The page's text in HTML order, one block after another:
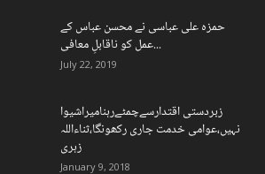
حمزہ علی عباسی نے محسن عباس کے
عمل کو ناقابلِ معافی...
July 22, 2019
زبردستی اقتدارسےچمٹےرہنامیراشیوا
نہیں،عوامی خدمت جاری رکھونگا،ثناءاللہ
زہری
January 9, 2018